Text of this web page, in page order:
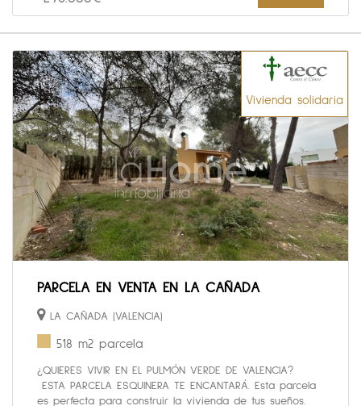
Vivienda solidaria
PARCELA EN VENTA EN LA CAÑADA
LA CAÑADA (VALENCIA)
518 m2 parcela
¿QUIERES VIVIR EN EL PULMÓN VERDE DE VALENCIA?
ESTA PARCELA ESQUINERA TE ENCANTARÁ. Esta parcela
es perfecta para construir la vivienda de tus sueños.